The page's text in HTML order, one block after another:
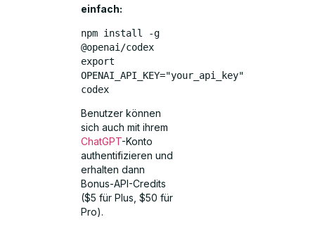
einfach:
npm install -g
@openai/codex
export
OPENAI_API_KEY="your_api_key"
codex
Benutzer können
sich auch mit ihrem
ChatGPT-Konto
authentifizieren und
erhalten dann
Bonus-API-Credits
($5 für Plus, $50 für
Pro).